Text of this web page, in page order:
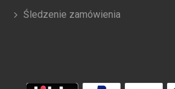
Śledzenie zamówienia